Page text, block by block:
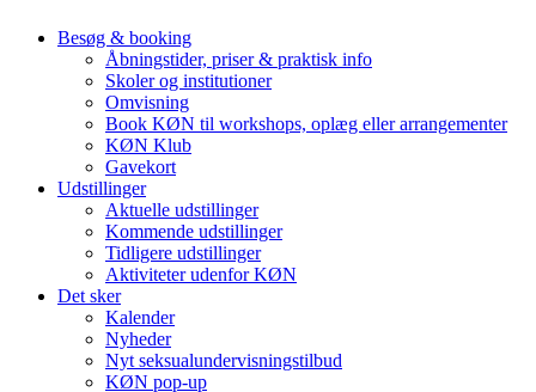
Besøg & booking
Åbningstider, priser & praktisk info
Skoler og institutioner
Omvisning
Book KØN til workshops, oplæg eller arrangementer
KØN Klub
Gavekort
Udstillinger
Aktuelle udstillinger
Kommende udstillinger
Tidligere udstillinger
Aktiviteter udenfor KØN
Det sker
Kalender
Nyheder
Nyt seksualundervisningstilbud
KØN pop-up